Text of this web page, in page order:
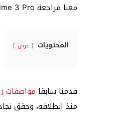
معنا مراجعة Realme 3 Pro بالكامل مع توضيح أهم المميزات والعيوب.
المحتويات عرض
قدمنا سابقا مواصفات
منذ انطلاقه، وحقق